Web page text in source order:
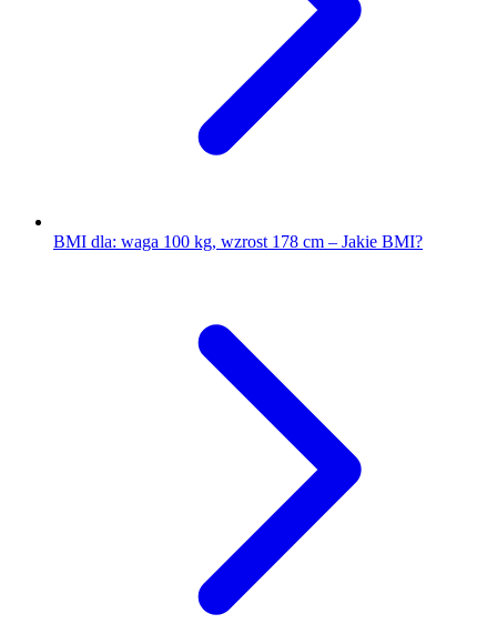
BMI dla: waga 100 kg, wzrost 178 cm – Jakie BMI?